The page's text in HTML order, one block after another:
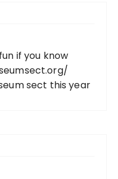
if you know
sect this year